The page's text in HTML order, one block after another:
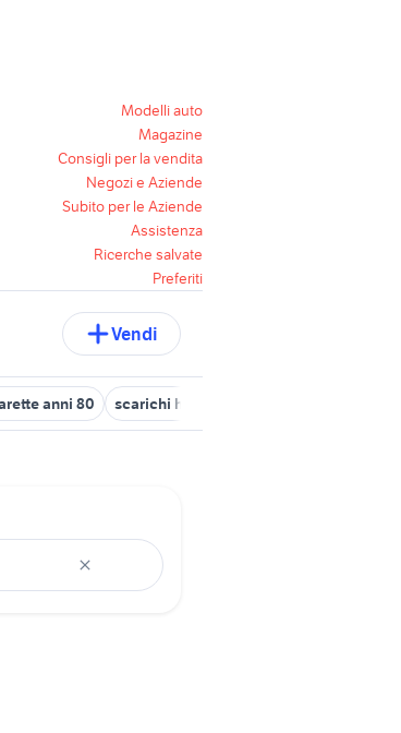
Modelli auto
Magazine
Consigli per la vendita
Negozi e Aziende
Subito per le Aziende
Assistenza
Ricerche salvate
Preferiti
Vendi
anni 80 scarichi harley davidson 883